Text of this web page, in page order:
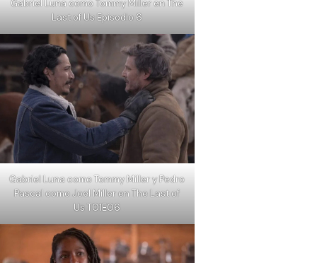
Gabriel Luna como Tommy Miller en The
Last of Us Episodio 6
Gabriel Luna como Tommy Miller y Pedro
Pascal como Joel Miller en The Last of
Us T01E06